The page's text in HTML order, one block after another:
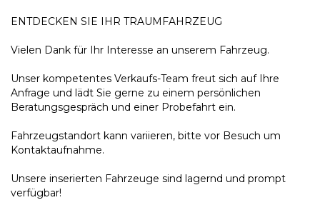
ENTDECKEN SIE IHR TRAUMFAHRZEUG
Vielen Dank für Ihr Interesse an unserem Fahrzeug.
Unser kompetentes Verkaufs-Team freut sich auf Ihre
Anfrage und lädt Sie gerne zu einem persönlichen
Beratungsgespräch und einer Probefahrt ein.
Fahrzeugstandort kann variieren, bitte vor Besuch um
Kontaktaufnahme.
Unsere inserierten Fahrzeuge sind lagernd und prompt
verfügbar!